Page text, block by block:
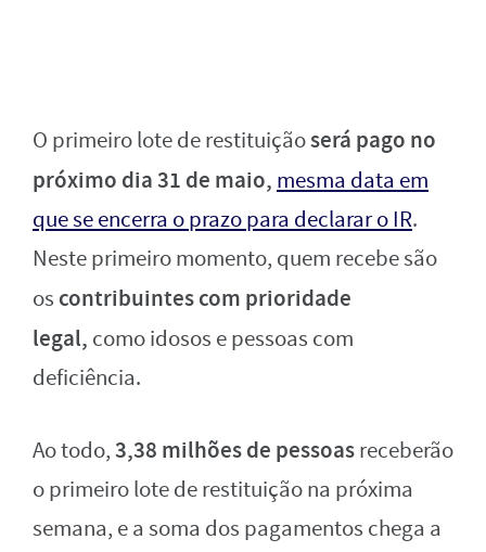
O primeiro lote de restituiçãoserá pago no
próximo dia 31 de maio, mesma data em
que se encerra o prazo para declarar o IR.
Neste primeiro momento, quem recebe são
os contribuintes com prioridade
legal, como idosos e pessoas com
deficiência.
Ao todo,3,38 milhões de pessoasreceberão
o primeiro lote de restituição na próxima
semana, e a soma dos pagamentos chega a